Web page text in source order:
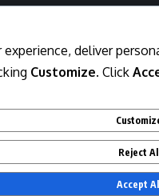
deliver
Customize. Click
Reject
Accept